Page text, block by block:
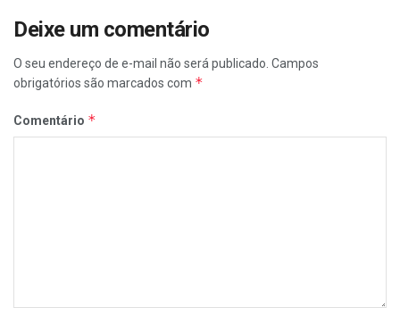
Deixe um comentário
O seu endereço de e-mail não será publicado. Campos
obrigatórios são marcados com *
Comentário *